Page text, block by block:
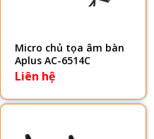
Micro chủ tọa âm bàn
Aplus AC-6514C
Liên hệ